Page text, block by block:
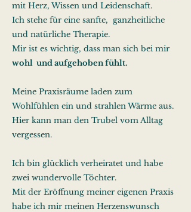
mit Herz, Wissen und Leidenschaft.
Ich stehe für eine sanfte, ganzheitliche
und natürliche Therapie.
Mir ist es wichtig, dass man sich bei mir
wohl und aufgehoben fühlt.
Meine Praxisräume laden zum
Wohlfühlen ein und strahlen Wärme aus.
Hier kann man den Trubel vom Alltag
vergessen.
Ich bin glücklich verheiratet und habe
zwei wundervolle Töchter.
Mit der Eröffnung meiner eigenen Praxis
habe ich mir meinen Herzenswunsch